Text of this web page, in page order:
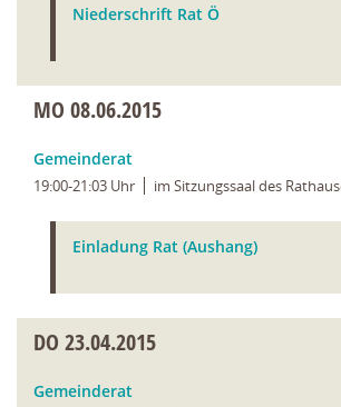
Niederschrift Rat Ö
MO 08.06.2015
Gemeinderat
19:00-21:03 Uhr im Sitzungssaal des
Einladung Rat (Aushang)
DO 23.04.2015
Gemeinderat